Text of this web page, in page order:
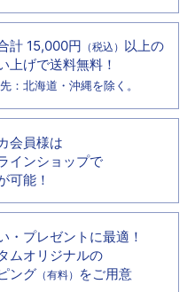
計 15,000円 （税込） 以上の
上げで送料無料！
：北海道・沖縄を除く。
会員様は
インショップで
可能！
・プレゼントに最適！
ムオリジナルの
ング （有料） をご用意